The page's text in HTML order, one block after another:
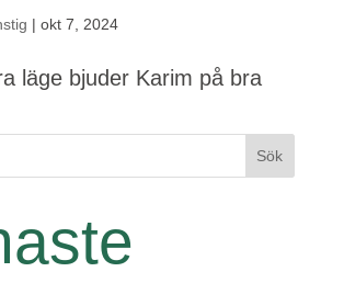
| okt 7, 2024
läge bjuder Karim på bra
Sök